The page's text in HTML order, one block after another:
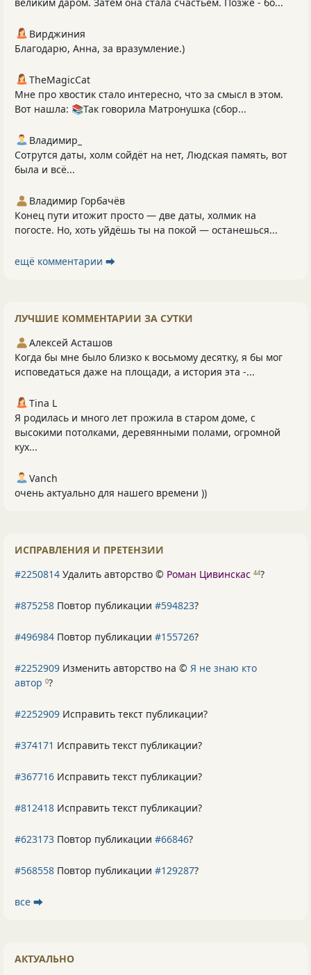
Вирджиния
Благодарю, Анна, за вразумление.)
TheMagicCat
Мне про хвостик стало интересно, что за смысл в этом.
Вот нашла: 📚Так говорила Матронушка (сбор...
Владимир_
Сотрутся даты, холм сойдёт на нет, Людская память, вот
была и всё...
Владимир Горбачёв
Конец пути итожит просто — две даты, холмик на
погосте. Но, хоть уйдёшь ты на покой — останешься...
ещё комментарии ⮕
ЛУЧШИЕ КОММЕНТАРИИ ЗА СУТКИ
Алексей Асташов
Когда бы мне было близко к восьмому десятку, я бы мог
исповедаться даже на площади, а история эта -...
Tina L
Я родилась и много лет прожила в старом доме, с
высокими потолками, деревянными полами, огромной
кух...
Vanch
очень актуально для нашего времени ))
ИСПРАВЛЕНИЯ И ПРЕТЕНЗИИ
#2250814 Удалить авторство © Роман Цивинскас 44?
#875258 Повтор публикации #594823?
#496984 Повтор публикации #155726?
#2252909 Изменить авторство на © Я не знаю кто
автор 0?
#2252909 Исправить текст публикации?
#374171 Исправить текст публикации?
#367716 Исправить текст публикации?
#812418 Исправить текст публикации?
#623173 Повтор публикации #66846?
#568558 Повтор публикации #129287?
все ⮕
АКТУАЛЬНО